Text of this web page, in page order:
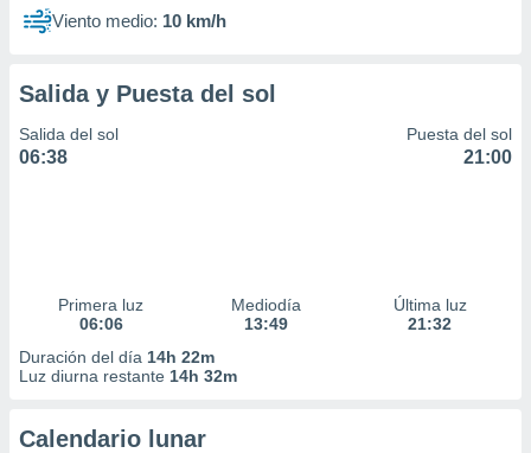
Viento medio: 10 km/h
Salida y Puesta del sol
Salida del sol
06:38
Puesta del sol
21:00
Primera luz
06:06
Mediodía
13:49
Última luz
21:32
Duración del día 14h 22m
Luz diurna restante 14h 32m
Calendario lunar